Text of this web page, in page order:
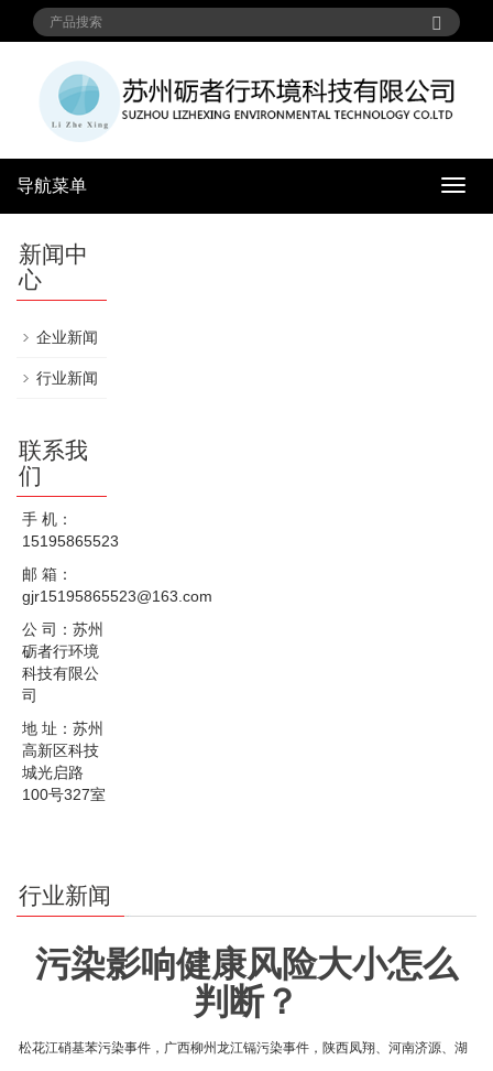
导
导航菜单
新闻中
心
企业新闻
行业新闻
联系我
们
手 机：
15195865523
邮 箱：
gjr15195865523@163.com
公 司：苏州
砺者行环境
科技有限公
司
地 址：苏州
高新区科技
城光启路
100号327室
行业新闻
污染影响健康风险大小怎么
判断？
松花江硝基苯污染事件，广西柳州龙江镉污染事件，陕西凤翔、河南济源、湖